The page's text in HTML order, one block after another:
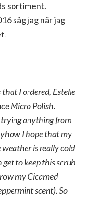
sortiment.
såg jag när jag
I ordered, Estelle
Micro Polish.
trying anything from
I hope that my
is really cold
to keep this scrub
my Cicamed
scent). So